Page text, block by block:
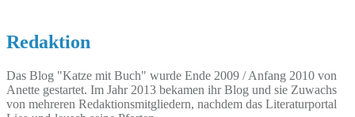
Redaktion
Das Blog "Katze mit Buch" wurde Ende 2009 / Anfang 2010 von
Anette gestartet. Im Jahr 2013 bekamen ihr Blog und sie Zuwachs
von mehreren Redaktionsmitgliedern, nachdem das Literaturportal